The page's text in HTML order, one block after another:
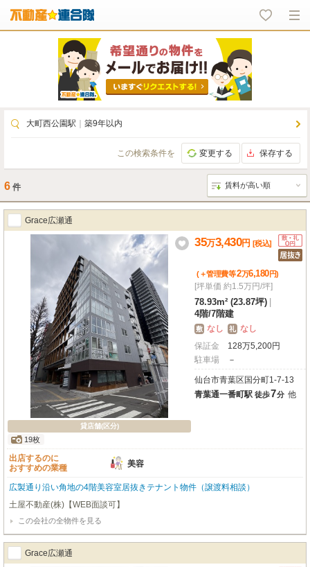
大町西公園駅 築9年以内
この検索条件を 変更する 保存する
6 件
Grace広瀬通
貸店舗(区分)
19枚
35万3,430円 [税込]
(＋管理費等2万6,180円)
[坪単価 約1.5万円/坪]
78.93m² (23.87坪)
4階/7階建
敷 なし 礼 なし
保証金
128万5,200円
駐車場
－
仙台市青葉区国分町1-7-13
青葉通一番町駅 徒歩7分 他
出店するのに
おすすめの業種
美容
広製通り沿い角地の4階美容室居抜きテナント物件（譲渡料相談）
土屋不動産(株)【WEB面談可】
この会社の全物件を見る
Grace広瀬通